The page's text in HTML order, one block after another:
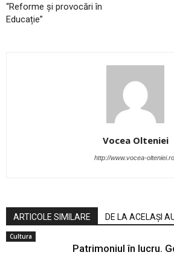
“Reforme și provocări în
Educație”
Vocea Olteniei
http://www.vocea-
ARTICOLE SIMILARE DE LA ACELAȘI
Cultura
Patrimoniul în lucru.